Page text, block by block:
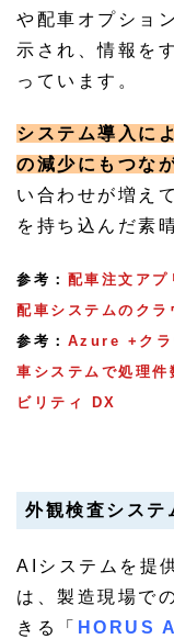
や配車オプショ
示され、情報を
っています。
システム導入に
の減少にもつな
い合わせが増え
を持ち込んだ素
参考： 配車注文ア
配車システムのクラ
参考： Azure +クラ
車システムで処理
ビリティ DX
外観検査システ
AIシステムを提
は、製造現場で
きる「
HORUS AI